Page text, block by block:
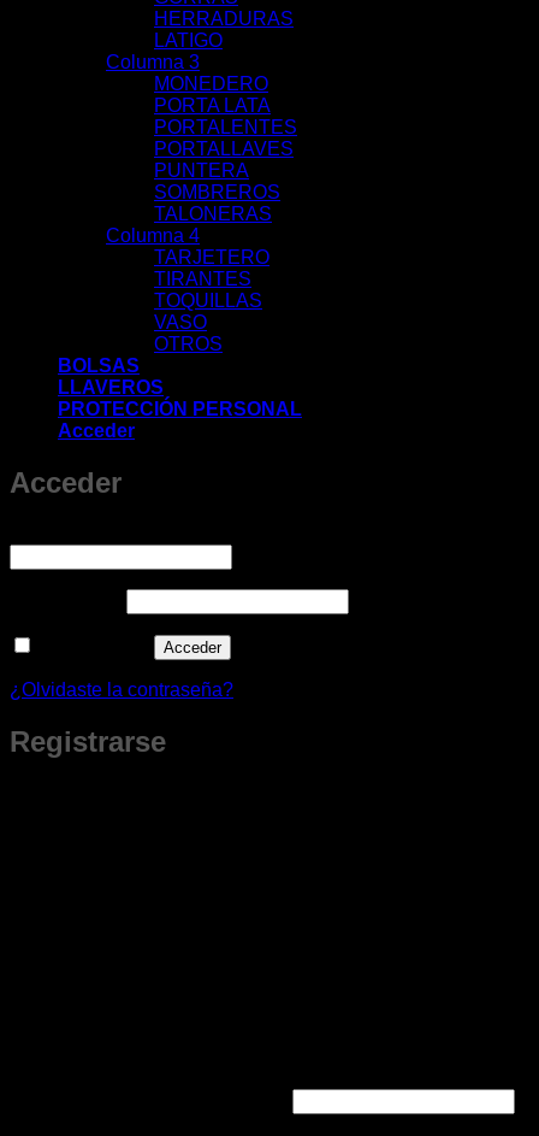
HERRADURAS
LATIGO
Columna 3
MONEDERO
PORTA LATA
PORTALENTES
PORTALLAVES
PUNTERA
SOMBREROS
TALONERAS
Columna 4
TARJETERO
TIRANTES
TOQUILLAS
VASO
OTROS
BOLSAS
LLAVEROS
PROTECCIÓN PERSONAL
Acceder
Acceder
Acceder
¿Olvidaste la contraseña?
Registrarse